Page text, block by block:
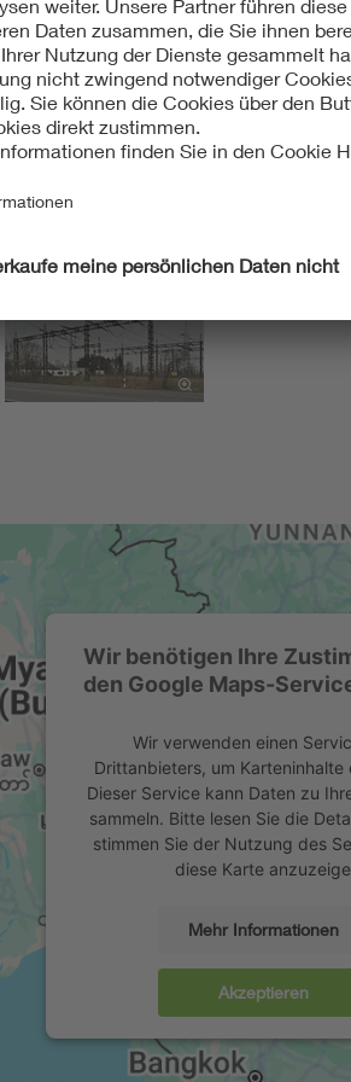
für Europa. 75 Jahre RWE-
Wir benötigen Ihre
den Google Maps-
Wir verwenden einen
Drittanbieters, um Karteninhalte
Dieser Service kann Daten zu
sammeln. Bitte lesen Sie die
stimmen Sie der Nutzung des
diese Karte
Mehr Informationen
Akzeptieren